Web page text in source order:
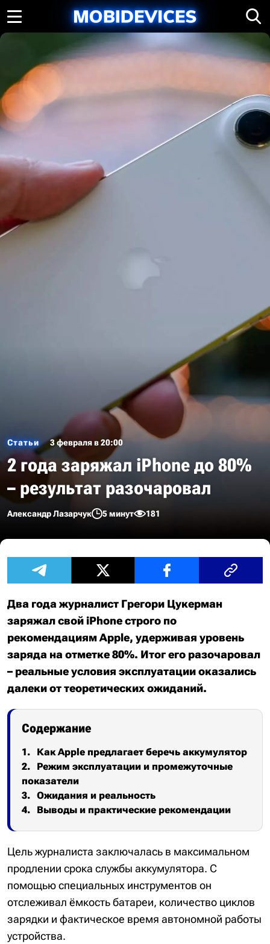
Статьи 3 февраля в 20:00
2 года заряжал iPhone до 80%
– результат разочаровал
Александр Лазарчук 5 минут 181
Два года журналист Грегори Цукерман
заряжал свой iPhone строго по
рекомендациям Apple, удерживая уровень
заряда на отметке 80%. Итог его разочаровал
– реальные условия эксплуатации оказались
далеки от теоретических ожиданий.
Содержание
Как Apple предлагает беречь аккумулятор
Режим эксплуатации и промежуточные
показатели
Ожидания и реальность
Выводы и практические рекомендации
Цель журналиста заключалась в максимальном
продлении срока службы аккумулятора. С
помощью специальных инструментов он
отслеживал ёмкость батареи, количество циклов
зарядки и фактическое время автономной работы
устройства.